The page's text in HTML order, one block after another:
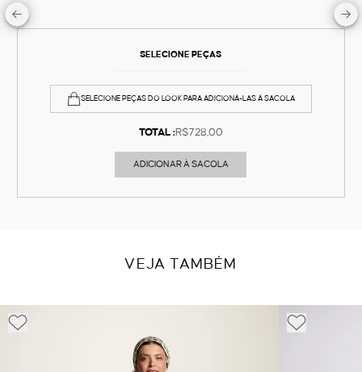
SELECIONE PEÇAS
SELECIONE PEÇAS DO LOOK PARA ADICIONÁ-LAS À SACOLA
TOTAL :R$728,00
ADICIONAR À SACOLA
VEJA TAMBÉM